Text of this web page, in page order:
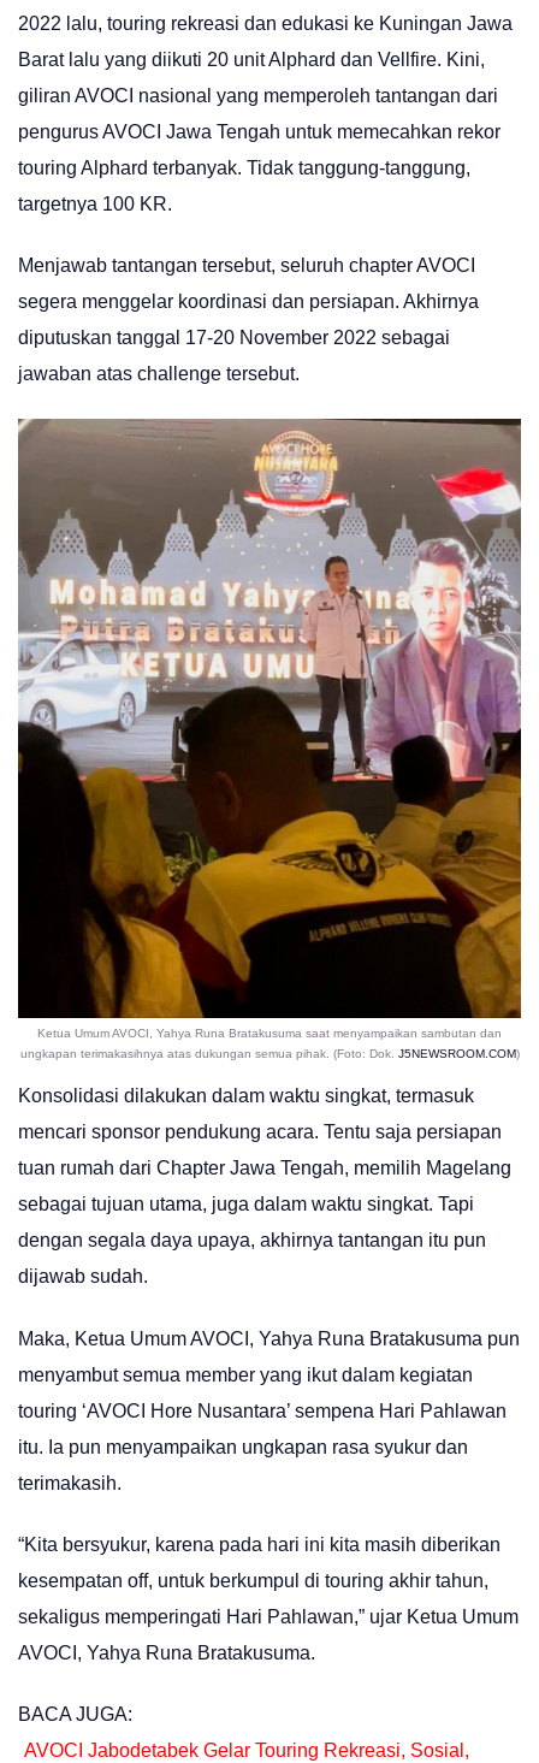
2022 lalu, touring rekreasi dan edukasi ke Kuningan Jawa
Barat lalu yang diikuti 20 unit Alphard dan Vellfire. Kini,
giliran AVOCI nasional yang memperoleh tantangan dari
pengurus AVOCI Jawa Tengah untuk memecahkan rekor
touring Alphard terbanyak. Tidak tanggung-tanggung,
targetnya 100 KR.
Menjawab tantangan tersebut, seluruh chapter AVOCI
segera menggelar koordinasi dan persiapan. Akhirnya
diputuskan tanggal 17-20 November 2022 sebagai
jawaban atas challenge tersebut.
Ketua Umum AVOCI, Yahya Runa Bratakusuma saat menyampaikan sambutan dan
ungkapan terimakasihnya atas dukungan semua pihak. (Foto: Dok. J5NEWSROOM.COM)
Konsolidasi dilakukan dalam waktu singkat, termasuk
mencari sponsor pendukung acara. Tentu saja persiapan
tuan rumah dari Chapter Jawa Tengah, memilih Magelang
sebagai tujuan utama, juga dalam waktu singkat. Tapi
dengan segala daya upaya, akhirnya tantangan itu pun
dijawab sudah.
Maka, Ketua Umum AVOCI, Yahya Runa Bratakusuma pun
menyambut semua member yang ikut dalam kegiatan
touring ‘AVOCI Hore Nusantara’ sempena Hari Pahlawan
itu. Ia pun menyampaikan ungkapan rasa syukur dan
terimakasih.
“Kita bersyukur, karena pada hari ini kita masih diberikan
kesempatan off, untuk berkumpul di touring akhir tahun,
sekaligus memperingati Hari Pahlawan,” ujar Ketua Umum
AVOCI, Yahya Runa Bratakusuma.
BACA JUGA:
AVOCI Jabodetabek Gelar Touring Rekreasi, Sosial,